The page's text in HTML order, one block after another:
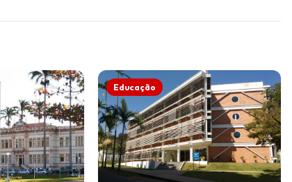
Educação